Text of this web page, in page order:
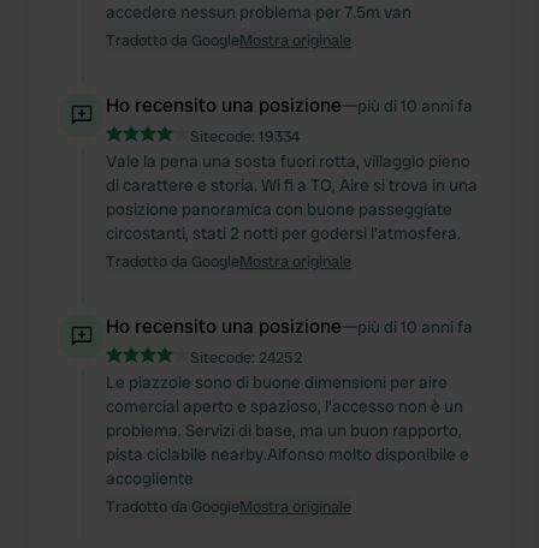
accedere nessun problema per 7.5m van
Tradotto da GoogleMostra originale
Ho recensito una posizione—più di 10 anni fa
Sitecode: 19334
Vale la pena una sosta fuori rotta, villaggio pieno
di carattere e storia. Wi fi a TO, Aire si trova in una
posizione panoramica con buone passeggiate
circostanti, stati 2 notti per godersi l'atmosfera.
Tradotto da GoogleMostra originale
Ho recensito una posizione—più di 10 anni fa
Sitecode: 24252
Le piazzole sono di buone dimensioni per aire
comercial aperto e spazioso, l'accesso non è un
problema. Servizi di base, ma un buon rapporto,
pista ciclabile nearby.Alfonso molto disponibile e
accogliente
Tradotto da GoogleMostra originale